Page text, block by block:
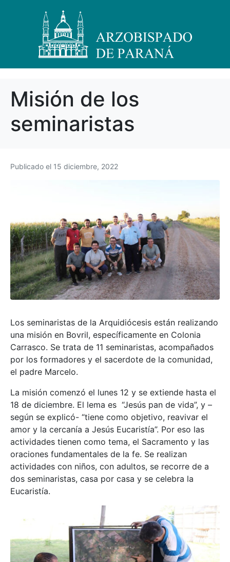
Misión de los
seminaristas
Publicado el 15 diciembre, 2022
Los seminaristas de la Arquidiócesis están realizando
una misión en Bovril, específicamente en Colonia
Carrasco. Se trata de 11 seminaristas, acompañados
por los formadores y el sacerdote de la comunidad,
el padre Marcelo.
La misión comenzó el lunes 12 y se extiende hasta el
18 de diciembre. El lema es “Jesús pan de vida”, y –
según se explicó- “tiene como objetivo, reavivar el
amor y la cercanía a Jesús Eucaristía”. Por eso las
actividades tienen como tema, el Sacramento y las
oraciones fundamentales de la fe. Se realizan
actividades con niños, con adultos, se recorre de a
dos seminaristas, casa por casa y se celebra la
Eucaristía.